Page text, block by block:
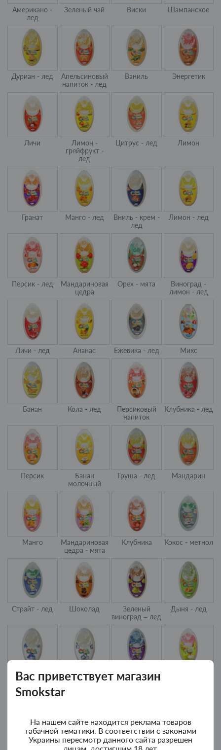
Вас приветствует магазин
Smokstar
На нашем сайте находится реклама товаров
табачной тематики. В соответствии с законами
Украины пересмотр данного сайта разрешен
Американо -
лед
Зеленый чай Виски Шампанское
Дуриан - лед
Апельсиновый
напиток - лед
Ваниль Энергетик
Личи
Лимон -
грейфрукт -
лед
Цитрус - лед Лимон
Гранат Манго - лед
Вниль - крем -
лед
Лимон - лед
Персик - лед
Мандариновая
цедра
Орех - мята
Виноград -
лимон - лед
Личи - лед Ананас Ежевика - лед Микс
Банан Кола - лед
Персиковый
напиток
Клубника - лед
Персик
Банан
молочный
Груша - лед Мандарин
Манго
Мандариновая
цедра - мята
Клубника Кокос - метнол
Страйт - лед Шоколад
Зеленый
виноград – лед
Дыня - лед
Освежающий
лед
Ментол - лед Черника - лед
Вишня - лед
Бубль-гум -
Черника Арбуз - лед